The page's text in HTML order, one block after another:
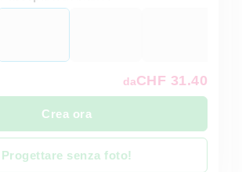
daCHF 31.40
Crea ora
Progettare senza foto!